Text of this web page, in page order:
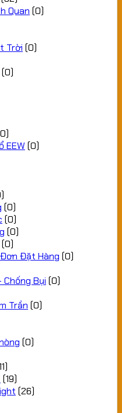
Quan (0)
Trời (0)
(0)
EEW (0)
(0)
(0)
(0)
(0)
Đặt Hàng (0)
Bụi (0)
Trần (0)
(0)
(19)
(26)